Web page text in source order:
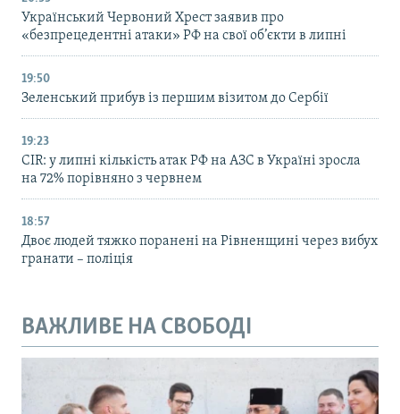
Український Червоний Хрест заявив про
«безпрецедентні атаки» РФ на свої об’єкти в липні
19:50
Зеленський прибув із першим візитом до Сербії
19:23
CIR: у липні кількість атак РФ на АЗС в Україні зросла
на 72% порівняно з червнем
18:57
Двоє людей тяжко поранені на Рівненщині через вибух
гранати – поліція
ВАЖЛИВЕ НА СВОБОДІ